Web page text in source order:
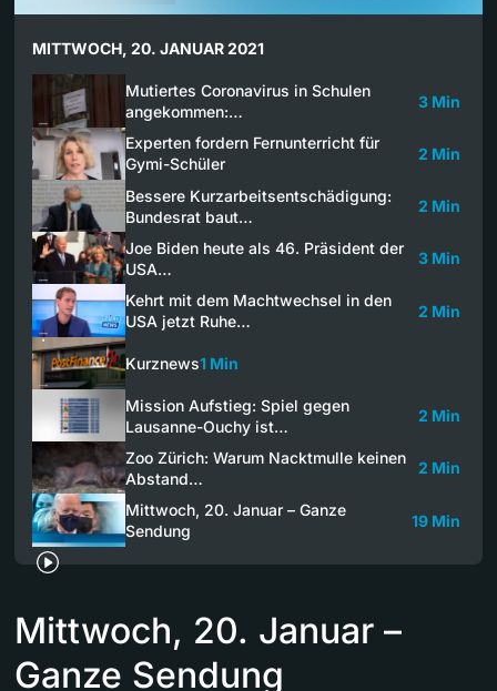
MITTWOCH, 20. JANUAR 2021
Mutiertes Coronavirus in Schulen
angekommen:…
3 Min
Experten fordern Fernunterricht für
Gymi-Schüler
2 Min
Bessere Kurzarbeitsentschädigung:
Bundesrat baut…
2 Min
Joe Biden heute als 46. Präsident der
USA…
3 Min
Kehrt mit dem Machtwechsel in den
USA jetzt Ruhe…
2 Min
Kurznews1 Min
Mission Aufstieg: Spiel gegen
Lausanne-Ouchy ist…
2 Min
Zoo Zürich: Warum Nacktmulle keinen
Abstand…
2 Min
Mittwoch, 20. Januar – Ganze
Sendung
19 Min
Mittwoch, 20. Januar –
Ganze Sendung